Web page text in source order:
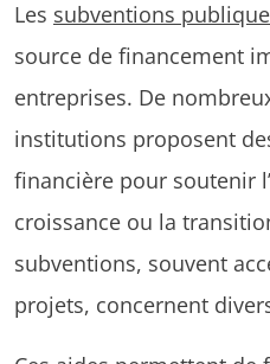
Les subventions
source de financement
entreprises. De
institutions proposent
financière pour soutenir
croissance ou la
subventions, souvent
projets, concernent